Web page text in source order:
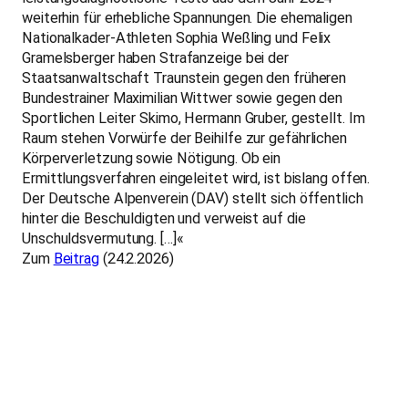
weiterhin für erhebliche Spannungen. Die ehemaligen
Nationalkader-Athleten Sophia Weßling und Felix
Gramelsberger haben Strafanzeige bei der
Staatsanwaltschaft Traunstein gegen den früheren
Bundestrainer Maximilian Wittwer sowie gegen den
Sportlichen Leiter Skimo, Hermann Gruber, gestellt. Im
Raum stehen Vorwürfe der Beihilfe zur gefährlichen
Körperverletzung sowie Nötigung. Ob ein
Ermittlungsverfahren eingeleitet wird, ist bislang offen.
Der Deutsche Alpenverein (DAV) stellt sich öffentlich
hinter die Beschuldigten und verweist auf die
Unschuldsvermutung. […]«
Zum Beitrag(24.2.2026)